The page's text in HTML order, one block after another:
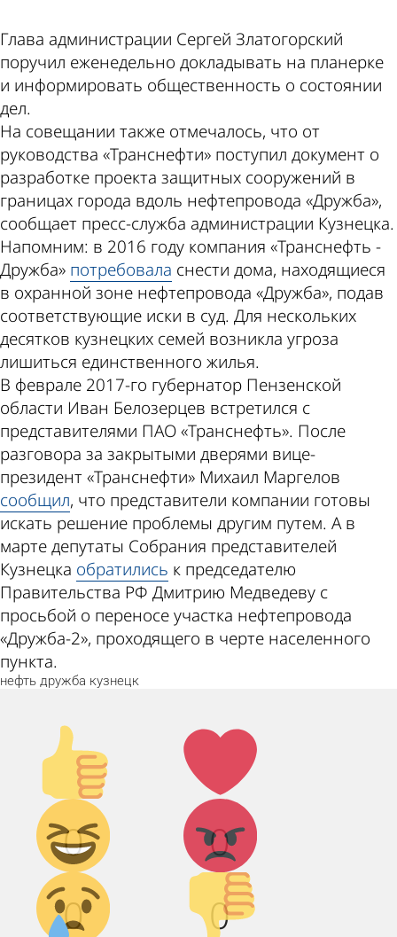
Глава администрации Сергей Златогорский
поручил еженедельно докладывать на планерке
и информировать общественность о состоянии
дел.
На совещании также отмечалось, что от
руководства «Транснефти» поступил документ о
разработке проекта защитных сооружений в
границах города вдоль нефтепровода «Дружба»,
сообщает пресс-служба администрации Кузнецка.
Напомним: в 2016 году компания «Транснефть -
Дружба» потребовала снести дома, находящиеся
в охранной зоне нефтепровода «Дружба», подав
соответствующие иски в суд. Для нескольких
десятков кузнецких семей возникла угроза
лишиться единственного жилья.
В феврале 2017-го губернатор Пензенской
области Иван Белозерцев встретился с
представителями ПАО «Транснефть». После
разговора за закрытыми дверями вице-
президент «Транснефти» Михаил Маргелов
сообщил, что представители компании готовы
искать решение проблемы другим путем. А в
марте депутаты Собрания представителей
Кузнецка обратились к председателю
Правительства РФ Дмитрию Медведеву с
просьбой о переносе участка нефтепровода
«Дружба-2», проходящего в черте населенного
пункта.
нефть дружба кузнецк
Палец
вверх!
0
Лайк!
0
Дикий
смех!
0
Агрессия!
0
Грусть :(
Палец
вниз!